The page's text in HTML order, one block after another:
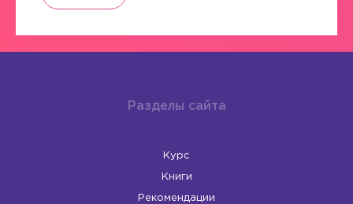
Разделы сайта
Курс
Книги
Рекомендации